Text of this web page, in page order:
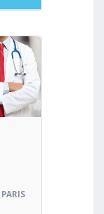
Voir
PARIS